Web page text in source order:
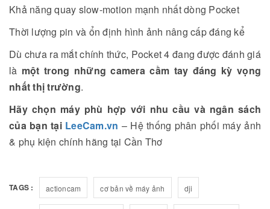
Khả năng quay slow-motion mạnh nhất dòng Pocket
Thời lượng pin và ổn định hình ảnh nâng cấp đáng kể
Dù chưa ra mắt chính thức, Pocket 4 đang được đánh giá
là một trong những camera cầm tay đáng kỳ vọng
nhất thị trường.
Hãy chọn máy phù hợp với nhu cầu và ngân sách
của bạn tại LeeCam.vn – Hệ thống phân phối máy ảnh
& phụ kiện chính hãng tại Cần Thơ
TAGS : actioncam cơ bản về máy ảnh dji